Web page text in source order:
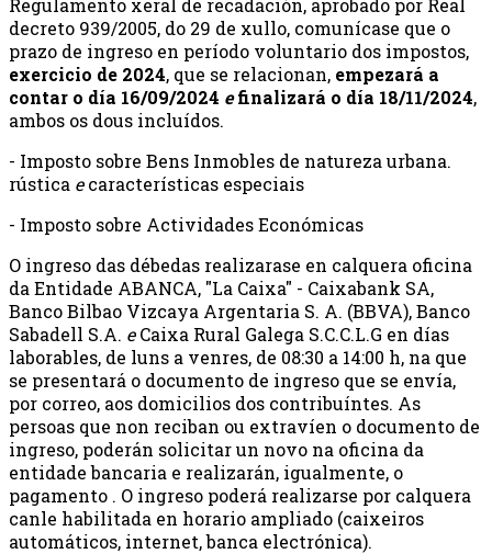
Regulamento xeral de recadación, aprobado por Real
decreto 939/2005, do 29 de xullo, comunícase que o
prazo de ingreso en período voluntario dos impostos,
exercicio de 2024, que se relacionan, empezará a
contar o día 16/09/2024 efinalizará o día 18/11/2024,
ambos os dous incluídos.
- Imposto sobre Bens Inmobles de natureza urbana.
rústica ecaracterísticas especiais
- Imposto sobre Actividades Económicas
O ingreso das débedas realizarase en calquera oficina
da Entidade ABANCA, "La Caixa" - Caixabank SA,
Banco Bilbao Vizcaya Argentaria S. A. (BBVA), Banco
Sabadell S.A. eCaixa Rural Galega S.C.C.L.G en días
laborables, de luns a venres, de 08:30 a 14:00 h, na que
se presentará o documento de ingreso que se envía,
por correo, aos domicilios dos contribuíntes. As
persoas que non reciban ou extravíen o documento de
ingreso, poderán solicitar un novo na oficina da
entidade bancaria e realizarán, igualmente, o
pagamento . O ingreso poderá realizarse por calquera
canle habilitada en horario ampliado (caixeiros
automáticos, internet, banca electrónica).